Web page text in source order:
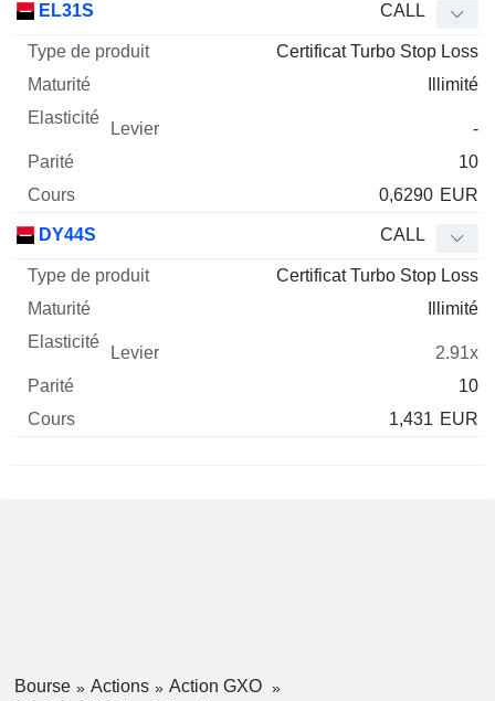
EL31S CALL
Certificat Turbo Stop Loss
Illimité
-
10
0,6290 EUR
DY44S CALL
Certificat Turbo Stop Loss
Illimité
2.91x
10
1,431 EUR
Bourse Actions
Action GXO